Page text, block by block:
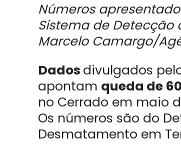
Números
Sistema de Detecção
Marcelo Camargo/
Dados divulgados
apontam queda de
no Cerrado em maio
Os números são do
Desmatamento em